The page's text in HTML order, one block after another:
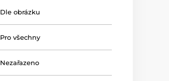
Dle obrázku
Pro všechny
Nezařazeno